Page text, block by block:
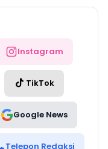
Instagram
TikTok
Google News
Telepon Redaksi